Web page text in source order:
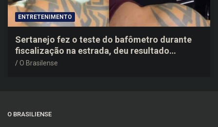
ENTRETENIMENTO
Sertanejo fez o teste do bafômetro durante
fiscalização na estrada, deu resultado
negativo e elogiou o trabalho dos agentes de
O Brasilense
O BRASILIENSE